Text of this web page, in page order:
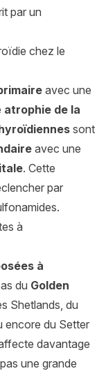
par un
chez le
avec une
atrophie de la
sont
avec une
. Cette
par
à
à
du Golden
Shetlands, du
encore du Setter
davantage
une grande